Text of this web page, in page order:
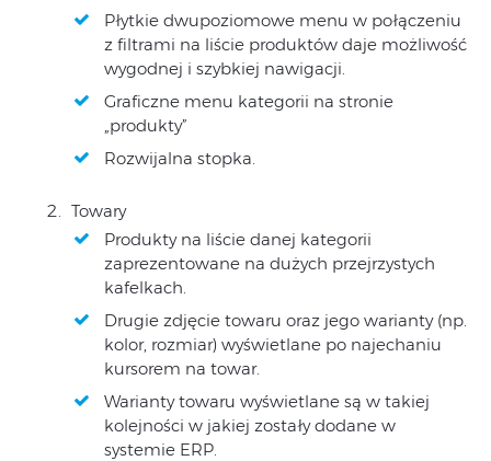
Płytkie dwupoziomowe menu w połączeniu
z filtrami na liście produktów daje możliwość
wygodnej i szybkiej nawigacji.
Graficzne menu kategorii na stronie
„produkty”
Rozwijalna stopka.
Towary
Produkty na liście danej kategorii
zaprezentowane na dużych przejrzystych
kafelkach.
Drugie zdjęcie towaru oraz jego warianty (np.
kolor, rozmiar) wyświetlane po najechaniu
kursorem na towar.
Warianty towaru wyświetlane są w takiej
kolejności w jakiej zostały dodane w
systemie ERP.